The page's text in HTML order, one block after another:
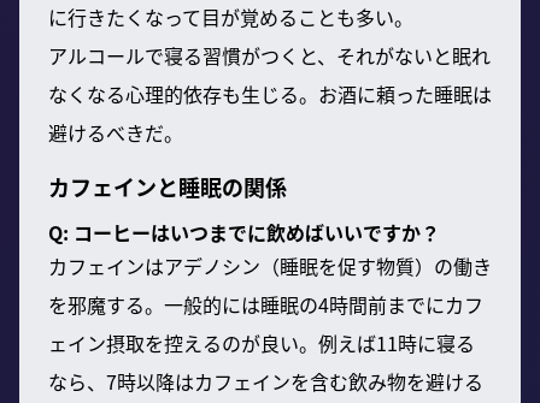
に行きたくなって目が覚めることも多い。
アルコールで寝る習慣がつくと、それがないと眠れ
なくなる心理的依存も生じる。お酒に頼った睡眠は
避けるべきだ。
カフェインと睡眠の関係
Q: コーヒーはいつまでに飲めばいいですか？
カフェインはアデノシン（睡眠を促す物質）の働き
を邪魔する。一般的には睡眠の4時間前までにカフ
ェイン摂取を控えるのが良い。例えば11時に寝る
なら、7時以降はカフェインを含む飲み物を避ける